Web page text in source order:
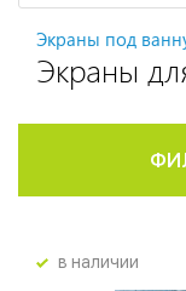
Экраны под
Экраны
в наличии